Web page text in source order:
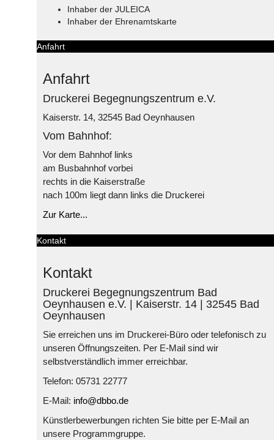
Inhaber der JULEICA
Inhaber der Ehrenamtskarte
Anfahrt
Anfahrt
Druckerei Begegnungszentrum e.V.
Kaiserstr. 14, 32545 Bad Oeynhausen
Vom Bahnhof:
Vor dem Bahnhof links
am Busbahnhof vorbei
rechts in die Kaiserstraße
nach 100m liegt dann links die Druckerei
Zur Karte...
Kontakt
Kontakt
Druckerei Begegnungszentrum Bad
Oeynhausen e.V. | Kaiserstr. 14 | 32545 Bad
Oeynhausen
Sie erreichen uns im Druckerei-Büro oder telefonisch zu
unseren Öffnungszeiten. Per E-Mail sind wir
selbstverständlich immer erreichbar.
Telefon: 05731 22777
E-Mail: info@dbbo.de
Künstlerbewerbungen richten Sie bitte per E-Mail an
unsere Programmgruppe.